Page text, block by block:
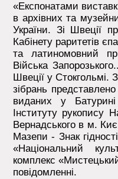
«Експонатами
в архівних та
України. Зі Швеції
Кабінету раритетів
та латиномовний
Війська
Швеції у Стокгольмі.
зібрань
виданих у
Інституту рукопису
Вернадського в м.
Мазепи - Знак
«Національний
комплекс
повідомленні.